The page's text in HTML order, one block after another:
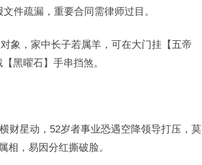
件疏漏，重要合同需律师过目。
象，家中长子若属羊，可在大门挂【五帝
黑曜石】手串挡煞。
财星动，52岁者事业恐遇空降领导打压，莫
相，易因分红撕破脸。